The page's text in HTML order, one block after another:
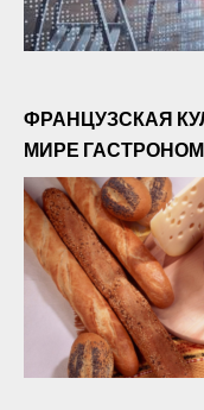
ФРАНЦУЗСКАЯ
МИРЕ